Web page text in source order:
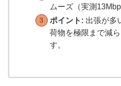
ムーズ（実測
ポイント: 出張が多
荷物を極限まで減
す。